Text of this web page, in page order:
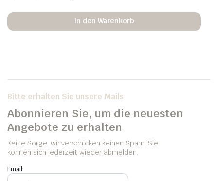
In den Warenkorb
Bitte erhalten Sie unsere Mails
Abonnieren Sie, um die neuesten
Angebote zu erhalten
Keine Sorge, wir verschicken keinen Spam! Sie
können sich jederzeit wieder abmelden.
Email: